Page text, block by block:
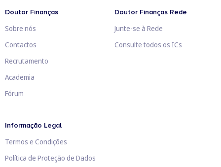
Doutor Finanças
Sobre nós
Contactos
Recrutamento
Academia
Fórum
Doutor Finanças Rede
Junte-se à Rede
Consulte todos os ICs
Informação Legal
Termos e Condições
Política de Proteção de Dados